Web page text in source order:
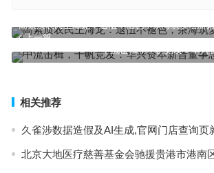
上一篇
高素质农民王海龙：退伍不褪色，茶海筑梦绘新
中流击楫，千帆竞发：华兴
相关推荐
久雀涉数据造假及AI生成,官网门店查询页
北京大地医疗慈善基金会驰援贵港市港南